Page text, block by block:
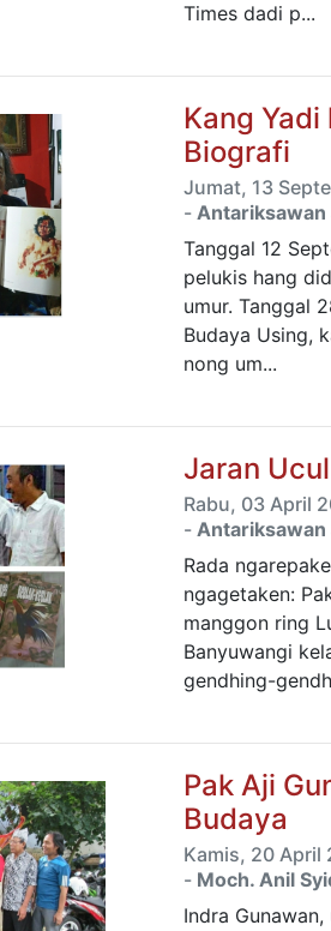
Times dadi p...
Kang
Biografi
Jumat, 13
-
Tanggal 12
pelukis hang
umur. Tanggal
Budaya Using,
nong um...
Jaran
Rabu, 03 April
-
Rada
ngagetaken:
manggon ring
Banyuwangi
gendhing-
Pak Aji
Budaya
Kamis, 20 April
- Moch. Anil
Indra